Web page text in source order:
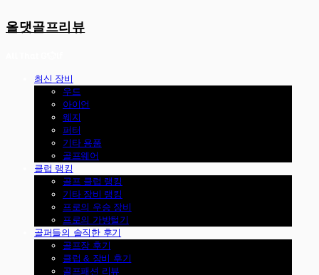
올댓골프리뷰
최신 장비
우드
아이언
웨지
퍼터
기타 용품
골프웨어
클럽 랭킹
골프 클럽 랭킹
기타 장비 랭킹
프로의 우승 장비
프로의 가방털기
골퍼들의 솔직한 후기
골프장 후기
클럽 & 장비 후기
골프패션 리뷰